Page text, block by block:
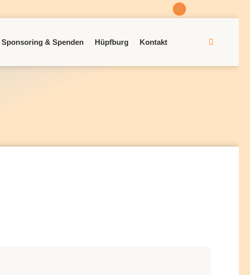
Facebook
new
Sponsoring & Spenden Hüpfburg Kontakt Search: